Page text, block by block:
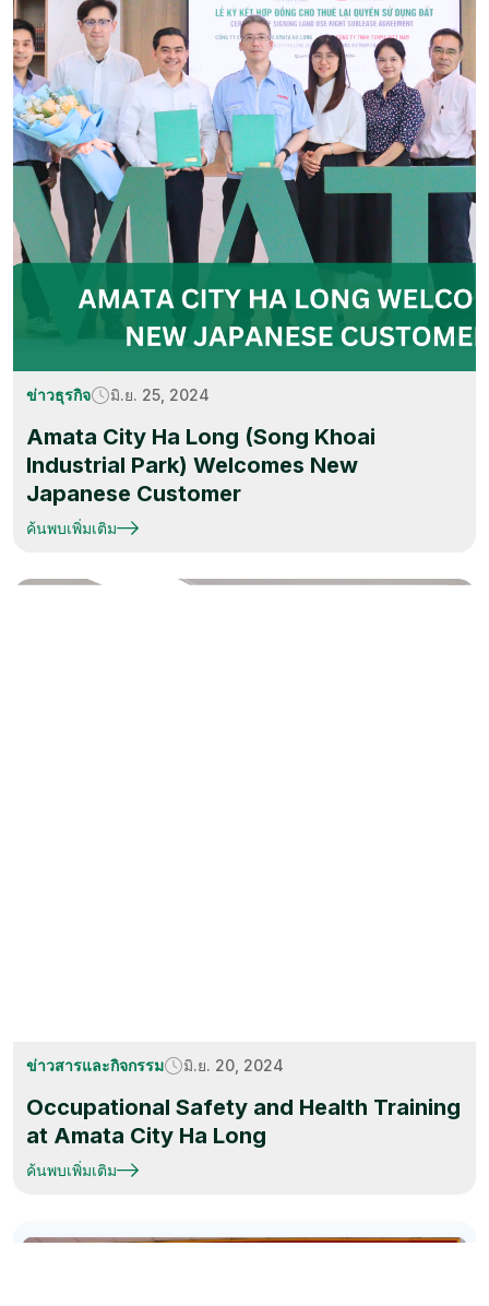
ข่าวธุรกิจ มิ.ย. 25, 2024
Amata City Ha Long (Song Khoai
Industrial Park) Welcomes New
Japanese Customer
ค้นพบเพิ่มเติม
ข่าวสารและกิจกรรม มิ.ย. 20, 2024
Occupational Safety and Health Training
at Amata City Ha Long
ค้นพบเพิ่มเติม